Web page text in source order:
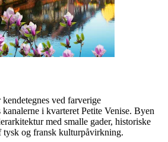
ved farverige
i kvarteret Petite Venise. Byen
med smalle gader, historiske
tysk og fransk kulturpåvirkning.